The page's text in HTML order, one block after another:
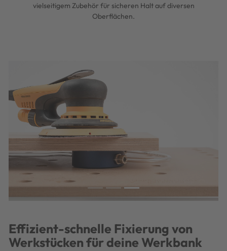
vielseitigem Zubehör für sicheren Halt auf diversen
Oberflächen.
Previous
Effizient-schnelle Fixierung von
Werkstücken für deine Werkbank